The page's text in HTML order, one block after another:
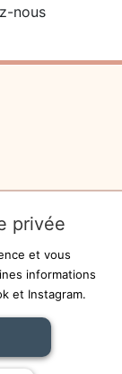
nous
à des tiers.
privée
et vous
informations
et Instagram.